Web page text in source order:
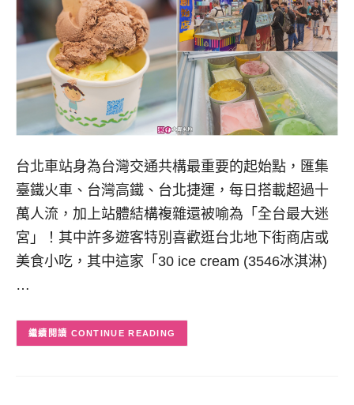
台北車站身為台灣交通共構最重要的起始點，匯集
臺鐵火車、台灣高鐵、台北捷運，每日搭載超過十
萬人流，加上站體結構複雜還被喻為「全台最大迷
宮」！其中許多遊客特別喜歡逛台北地下街商店或
美食小吃，其中這家「30 ice cream (3546冰淇淋)
…
CONTINUE READING